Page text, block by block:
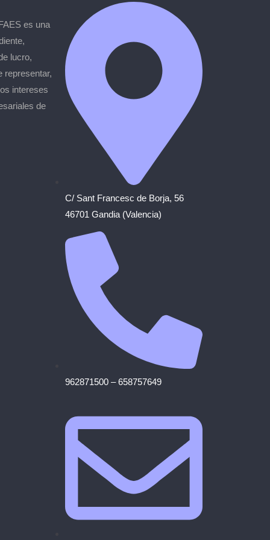
es una
lucro,
representar,
intereses
de
C/ Sant Francesc de Borja, 56
46701 Gandia (Valencia)
962871500 – 658757649